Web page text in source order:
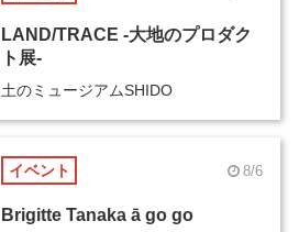
LAND/TRACE -大地のプロダク
ト展-
土のミュージアムSHIDO
イベント 8/6
Brigitte Tanaka ā go go